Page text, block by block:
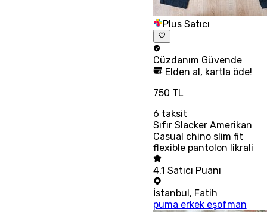
Plus Satıcı
Cüzdanım Güvende
Elden al, kartla öde!
750 TL
6 taksit
Sıfır Slacker Amerikan
Casual chino slim fit
flexible pantolon likrali
4.1 Satıcı Puanı
İstanbul , Fatih
puma erkek eşofman